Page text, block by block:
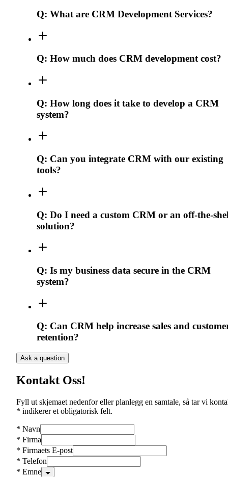
Q: What are CRM Development Services?
Q: How much does CRM development cost?
Q: How long does it take to develop a CRM
system?
Q: Can you integrate CRM with our existing
tools?
Q: Do I need a custom CRM or an off-the-
solution?
Q: Is my business data secure in the CRM
system?
Q: Can CRM help increase sales and
retention?
Ask a question
Kontakt Oss!
Fyll ut skjemaet nedenfor eller planlegg en samtale, så tar vi
* indikerer et obligatorisk felt.
* Navn
* Firma
* Firmaets E-post
* Telefon
* Emne